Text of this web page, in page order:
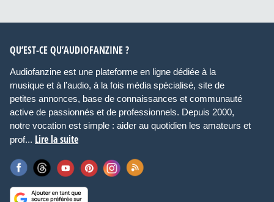
QU’EST-CE QU’AUDIOFANZINE ?
Audiofanzine est une plateforme en ligne dédiée à la
musique et à l’audio, à la fois média spécialisé, site de
petites annonces, base de connaissances et communauté
active de passionnés et de professionnels. Depuis 2000,
notre vocation est simple : aider au quotidien les amateurs et
prof... Lire la suite